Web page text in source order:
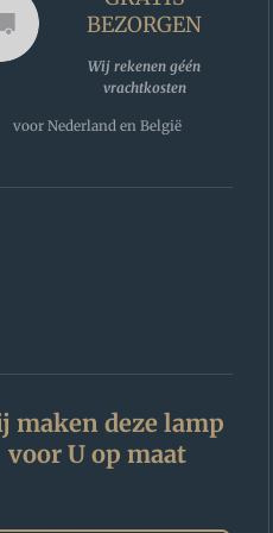
BEZORGEN
Wij rekenen géén
vrachtkosten
voor Nederland en België
maken deze lamp
voor U op maat